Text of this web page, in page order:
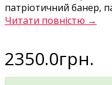
патріотичний банер,
Читати повністю →
2350.0грн.